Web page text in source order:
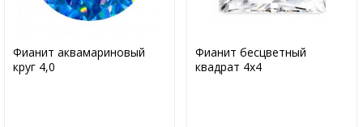
Фианит аквамариновый
круг 4,0
Фианит бесцветный
квадрат 4х4